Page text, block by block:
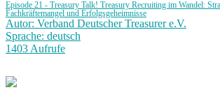
Episode 21 - Treasury Talk! Treasury Recruiting im Wandel:
Fachkräftemangel und Erfolgsgeheimnisse
Autor: Verband Deutscher Treasurer e.V.
Sprache: deutsch
1403 Aufrufe